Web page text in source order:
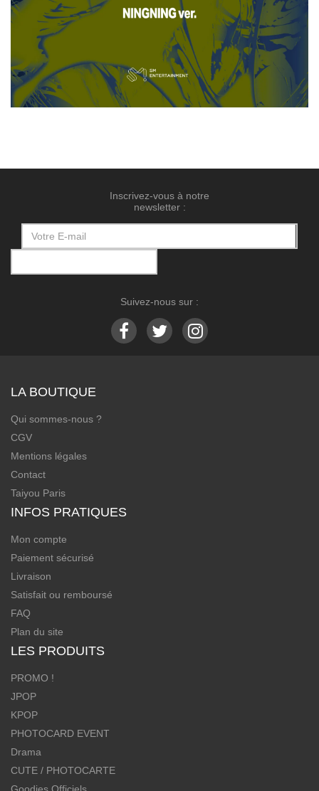
Inscrivez-vous à notre
newsletter :
Suivez-nous sur :
LA BOUTIQUE
Qui sommes-nous ?
CGV
Mentions légales
Contact
Taiyou Paris
INFOS PRATIQUES
Mon compte
Paiement sécurisé
Livraison
Satisfait ou remboursé
FAQ
Plan du site
LES PRODUITS
PROMO !
JPOP
KPOP
PHOTOCARD EVENT
Drama
CUTE / PHOTOCARTE